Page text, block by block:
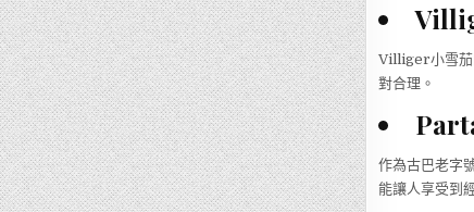
Villiger小雪茄
對合理。
作為古巴老字
能讓人享受到